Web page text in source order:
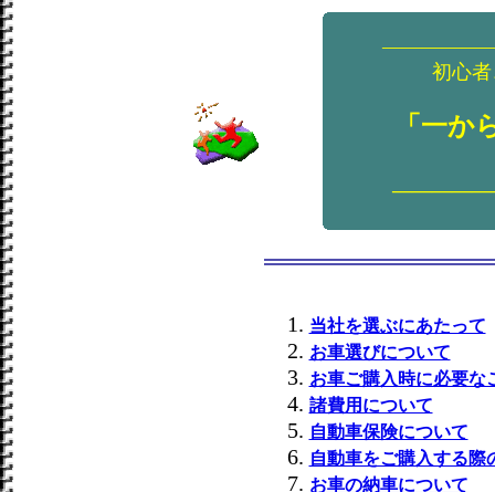
初心
「一か
当社を選ぶにあたって
お車選びについて
お車ご購入時に必要な
諸費用について
自動車保険について
自動車をご購入する際
お車の納車について